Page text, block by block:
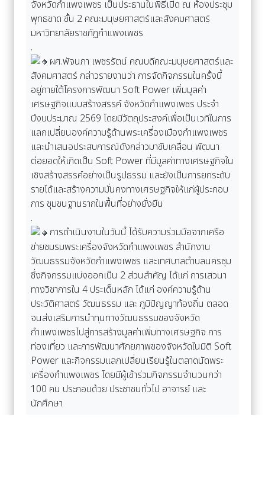
จังหวัดกำแพงเพชร เป็นประธานในพิธีเปิด ณ ห้องประชุม
พุทธชาด ชั้น 2 คณะมนุษยศาสตร์และสังคมศาสตร์
มหาวิทยาลัยราชภัฏกำแพงเพชร
.
ผศ.พัจนภา เพชรรัตน์ คณบดีคณะมนุษยศาสตร์และ
สังคมศาสตร์ กล่าวรายงานว่า การจัดกิจกรรมในครั้งนี้
อยู่ภายใต้โครงการพัฒนา Soft Power เพิ่มมูลค่า
เศรษฐกิจแบบสร้างสรรค์ จังหวัดกำแพงเพชร ประจำ
ปีงบประมาณ 2569 โดยมีวัตถุประสงค์เพื่อเป็นเวทีในการ
แลกเปลี่ยนองค์ความรู้ด้านพระเครื่องเมืองกำแพงเพชร
และนำเสนอประสบการณ์ดังกล่าวมาขับเคลื่อน พัฒนา
ต่อยอดให้เกิดเป็น Soft Power ที่มีมูลค่าทางเศรษฐกิจใน
เชิงสร้างสรรค์อย่างเป็นรูปธรรม และยังเป็นการยกระดับ
รายได้และสร้างความมั่นคงทางเศรษฐกิจให้แก่ผู้ประกอบ
การ ชุมชนฐานรากในพื้นที่อย่างยั่งยืน
.
การดำเนินงานในวันนี้ ได้รับความร่วมมือจากเครือ
ข่ายชมรมพระเครื่องจังหวัดกำแพงเพชร สำนักงาน
วัฒนธรรมจังหวัดกำแพงเพชร และเทศบาลตำบลนครชุม
ซึ่งกิจกรรมแบ่งออกเป็น 2 ส่วนสำคัญ ได้แก่ การเสวนา
ทางวิชาการใน 4 ประเด็นหลัก ได้แก่ องค์ความรู้ด้าน
ประวัติศาสตร์ วัฒนธรรม และ ภูมิปัญญาท้องถิ่น ตลอด
จนส่งเสริมการนำทุนทางวัฒนธรรมของจังหวัด
กำแพงเพชรไปสู่การสร้างมูลค่าเพิ่มทางเศรษฐกิจ การ
ท่องเที่ยว และการพัฒนาศักยภาพของจังหวัดในมิติ Soft
Power และกิจกรรมแลกเปลี่ยนเรียนรู้ในตลาดนัดพระ
เครื่องกำแพงเพชร โดยมีผู้เข้าร่วมกิจกรรมจำนวนกว่า
100 คน ประกอบด้วย ประชาชนทั่วไป อาจารย์ และ
นักศึกษา